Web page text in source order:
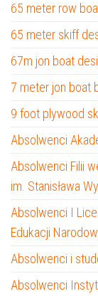
65 meter row
65 meter skiff
67m jon boat
7 meter jon boat
9 foot plywood
Absolwenci
Absolwenci Filii
im. Stanisława
Absolwenci I
Edukacji
Absolwenci i
Absolwenci